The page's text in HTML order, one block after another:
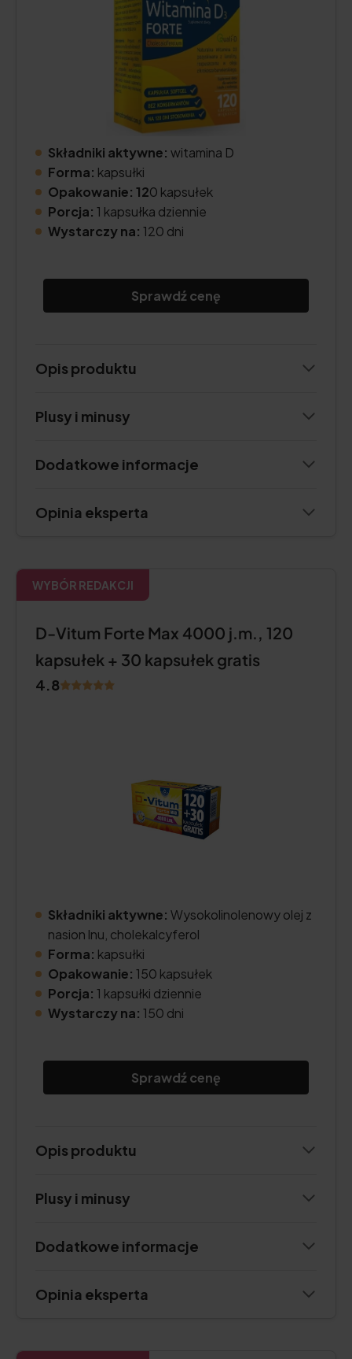
Składniki aktywne: witamina D
Forma: kapsułki
Opakowanie: 120 kapsułek
Porcja: 1 kapsułka dziennie
Wystarczy na: 120 dni
Sprawdź cenę
Opis produktu
Plusy i minusy
Dodatkowe informacje
Opinia eksperta
WYBÓR REDAKCJI
D-Vitum Forte Max 4000 j.m., 120
kapsułek + 30 kapsułek gratis
4.8
Składniki aktywne: Wysokolinolenowy olej z
nasion lnu, cholekalcyferol
Forma: kapsułki
Opakowanie: 150 kapsułek
Porcja: 1 kapsułki dziennie
Wystarczy na: 150 dni
Sprawdź cenę
Opis produktu
Plusy i minusy
Dodatkowe informacje
Opinia eksperta